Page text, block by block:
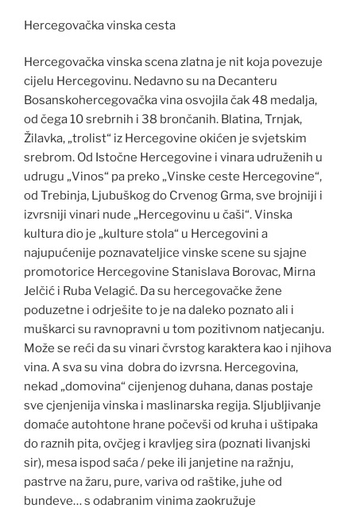
Hercegovačka vinska cesta
Hercegovačka vinska scena zlatna je nit koja povezuje
cijelu Hercegovinu. Nedavno su na Decanteru
Bosanskohercegovačka vina osvojila čak 48 medalja,
od čega 10 srebrnih i 38 brončanih. Blatina, Trnjak,
Žilavka, „trolist“ iz Hercegovine okićen je svjetskim
srebrom. Od Istočne Hercegovine i vinara udruženih u
udrugu „Vinos“ pa preko „Vinske ceste Hercegovine“,
od Trebinja, Ljubuškog do Crvenog Grma, sve brojniji i
izvrsniji vinari nude „Hercegovinu u čaši“. Vinska
kultura dio je „kulture stola“ u Hercegovini a
najupućenije poznavateljice vinske scene su sjajne
promotorice Hercegovine Stanislava Borovac, Mirna
Jelčić i Ruba Velagić. Da su hercegovačke žene
poduzetne i odrješite to je na daleko poznato ali i
muškarci su ravnopravni u tom pozitivnom natjecanju.
Može se reći da su vinari čvrstog karaktera kao i njihova
vina. A sva su vina dobra do izvrsna. Hercegovina,
nekad „domovina“ cijenjenog duhana, danas postaje
sve cjenjenija vinska i maslinarska regija. Sljubljivanje
domaće autohtone hrane počevši od kruha i uštipaka
do raznih pita, ovčjeg i kravljeg sira (poznati livanjski
sir), mesa ispod saća / peke ili janjetine na ražnju,
pastrve na žaru, pure, variva od raštike, juhe od
bundeve… s odabranim vinima zaokružuje